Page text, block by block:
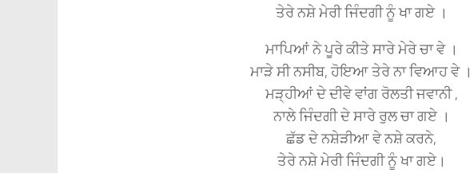
ਤੇਰੇ ਨਸ਼ੇ ਮੇਰੀ ਜਿੰਦਗੀ ਨੂੰ ਖਾ ਗਏ ।
ਮਾਪਿਆਂ ਨੇ ਪੂਰੇ ਕੀਤੇ ਸਾਰੇ ਮੇਰੇ ਚਾ ਵੇ ।
ਮਾੜੇ ਸੀ ਨਸੀਬ, ਹੋਇਆ ਤੇਰੇ ਨਾ ਵਿਆਹ ਵੇ ।
ਮੜ੍ਹੀਆਂ ਦੇ ਦੀਵੇ ਵਾਂਗ ਰੋਲਤੀ ਜਵਾਨੀ ,
ਨਾਲੇ ਜਿੰਦਗੀ ਦੇ ਸਾਰੇ ਰੁਲ ਚਾ ਗਏ ।
ਛੱਡ ਦੇ ਨਸ਼ੇੜੀਆ ਵੇ ਨਸ਼ੇ ਕਰਨੇ,
ਤੇਰੇ ਨਸ਼ੇ ਮੇਰੀ ਜਿੰਦਗੀ ਨੂੰ ਖਾ ਗਏ।